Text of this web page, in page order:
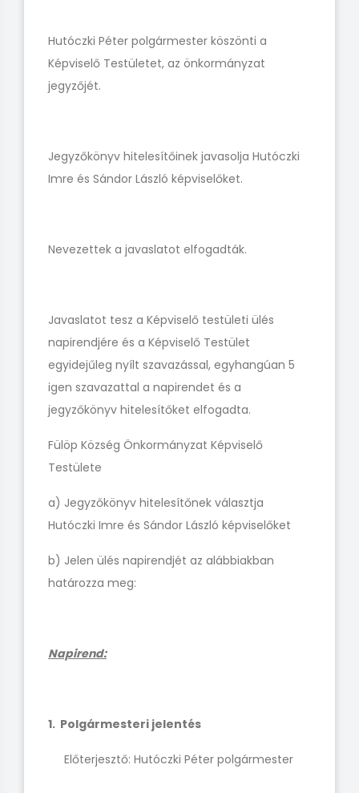
Hutóczki Péter polgármester köszönti a
Képviselő Testületet, az önkormányzat
jegyzőjét.
Jegyzőkönyv hitelesítőinek javasolja Hutóczki
Imre és Sándor László képviselőket.
Nevezettek a javaslatot elfogadták.
Javaslatot tesz a Képviselő testületi ülés
napirendjére és a Képviselő Testület
egyidejűleg nyílt szavazással, egyhangúan 5
igen szavazattal a napirendet és a
jegyzőkönyv hitelesítőket elfogadta.
Fülöp Község Önkormányzat Képviselő
Testülete
a) Jegyzőkönyv hitelesítőnek választja
Hutóczki Imre és Sándor László képviselőket
b) Jelen ülés napirendjét az alábbiakban
határozza meg:
Napirend:
1. Polgármesteri jelentés
Előterjesztő: Hutóczki Péter polgármester